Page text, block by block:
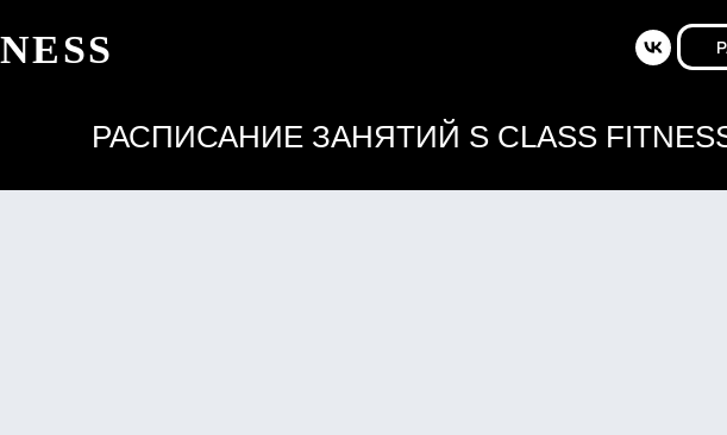
РАСПИСАНИЕ ЗАНЯТИЙ S CLASS